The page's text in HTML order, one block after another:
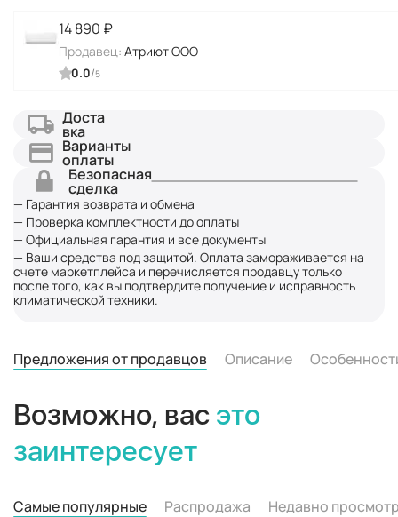
14 890 ₽
Продавец: Атриют ООО
0.0/5
Доста
вка
Варианты
оплаты
Безопасная
сделка
— Гарантия возврата и обмена
— Проверка комплектности до оплаты
— Официальная гарантия и все документы
— Ваши средства под защитой. Оплата замораживается на
счете маркетплейса и перечисляется продавцу только
после того, как вы подтвердите получение и исправность
климатической техники.
Предложения от продавцов Описание
Возможно, вас это
заинтересует
Самые популярные Распродажа Недавно